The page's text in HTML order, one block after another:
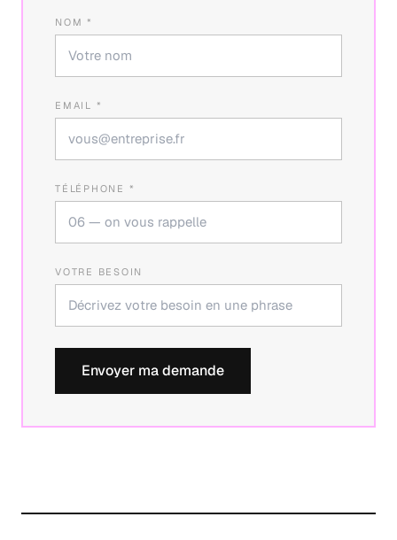
NOM *
EMAIL *
TÉLÉPHONE *
VOTRE BESOIN
Envoyer ma demande